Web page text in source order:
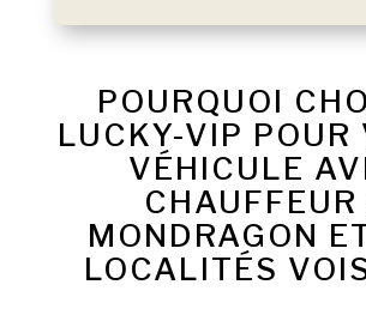
POURQUOI
LUCKY-VIP POUR
VÉHICULE
CHAUFFEUR
MONDRAGON
LOCALITÉS